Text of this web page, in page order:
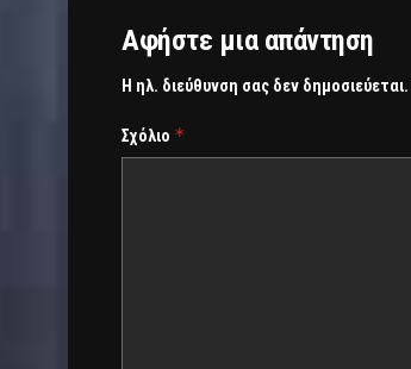
Αφήστε μια απάντηση
Η ηλ. διεύθυνση σας δεν δημοσιεύεται.
Σχόλιο *